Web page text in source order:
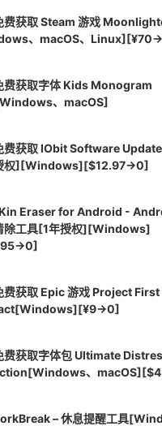
费获取 Steam 游戏
、macOS、
费获取字体 Kids Monogram
、macOS]
费获取 IObit Software
权][Windows][$12.97→0]
Eraser for Android -
除工具[1年授权][Windows]
费获取 Epic 游戏 Project First
费获取字体包 Ultimate
、
– 休息提醒工具